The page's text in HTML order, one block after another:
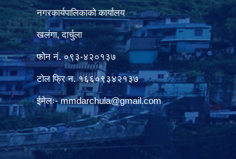
नगरकार्यपालिकाको कार्यालय
खलंगा, दार्चुला
फोन नं. ०९३-४२०१३७
टोल फ्रि न. १६६०९३४२१३७
ईमेलः-mmdarchula@gmail.com